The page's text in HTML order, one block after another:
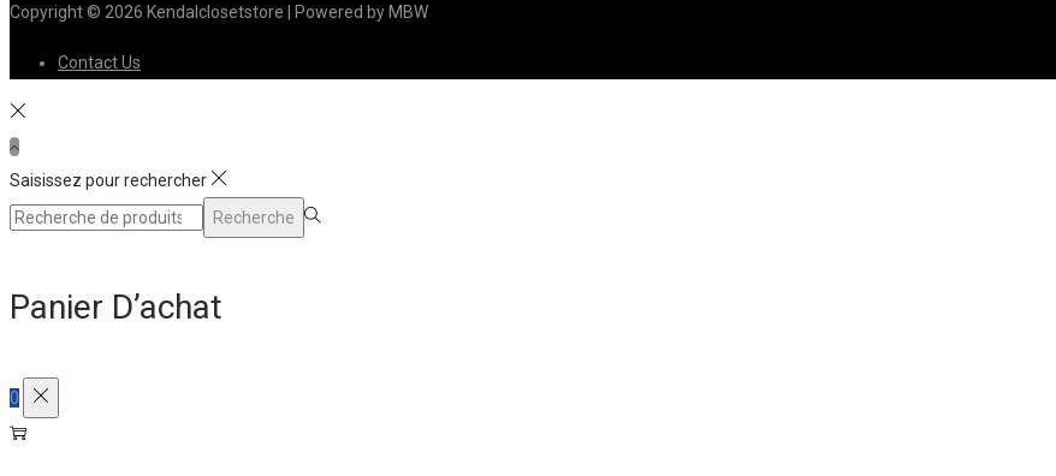
Copyright © 2026 Kendalclosetstore | Powered by MBW
Contact Us
Saisissez pour rechercher
Rechercher
Recherche
Panier D’achat
0